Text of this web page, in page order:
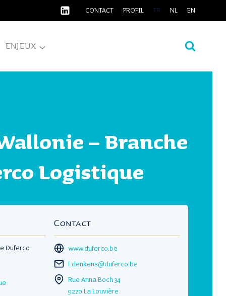
CONTACT PROFIL FR NL EN
ENJEUX
– Branche
Logistique
Duferco
Contact
www.duferco.be
l.denkens@duferco.be
Rue Anna Boch 34
9270 La Louvière